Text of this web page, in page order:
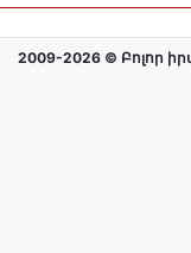
2009-2026 © Բոլոր